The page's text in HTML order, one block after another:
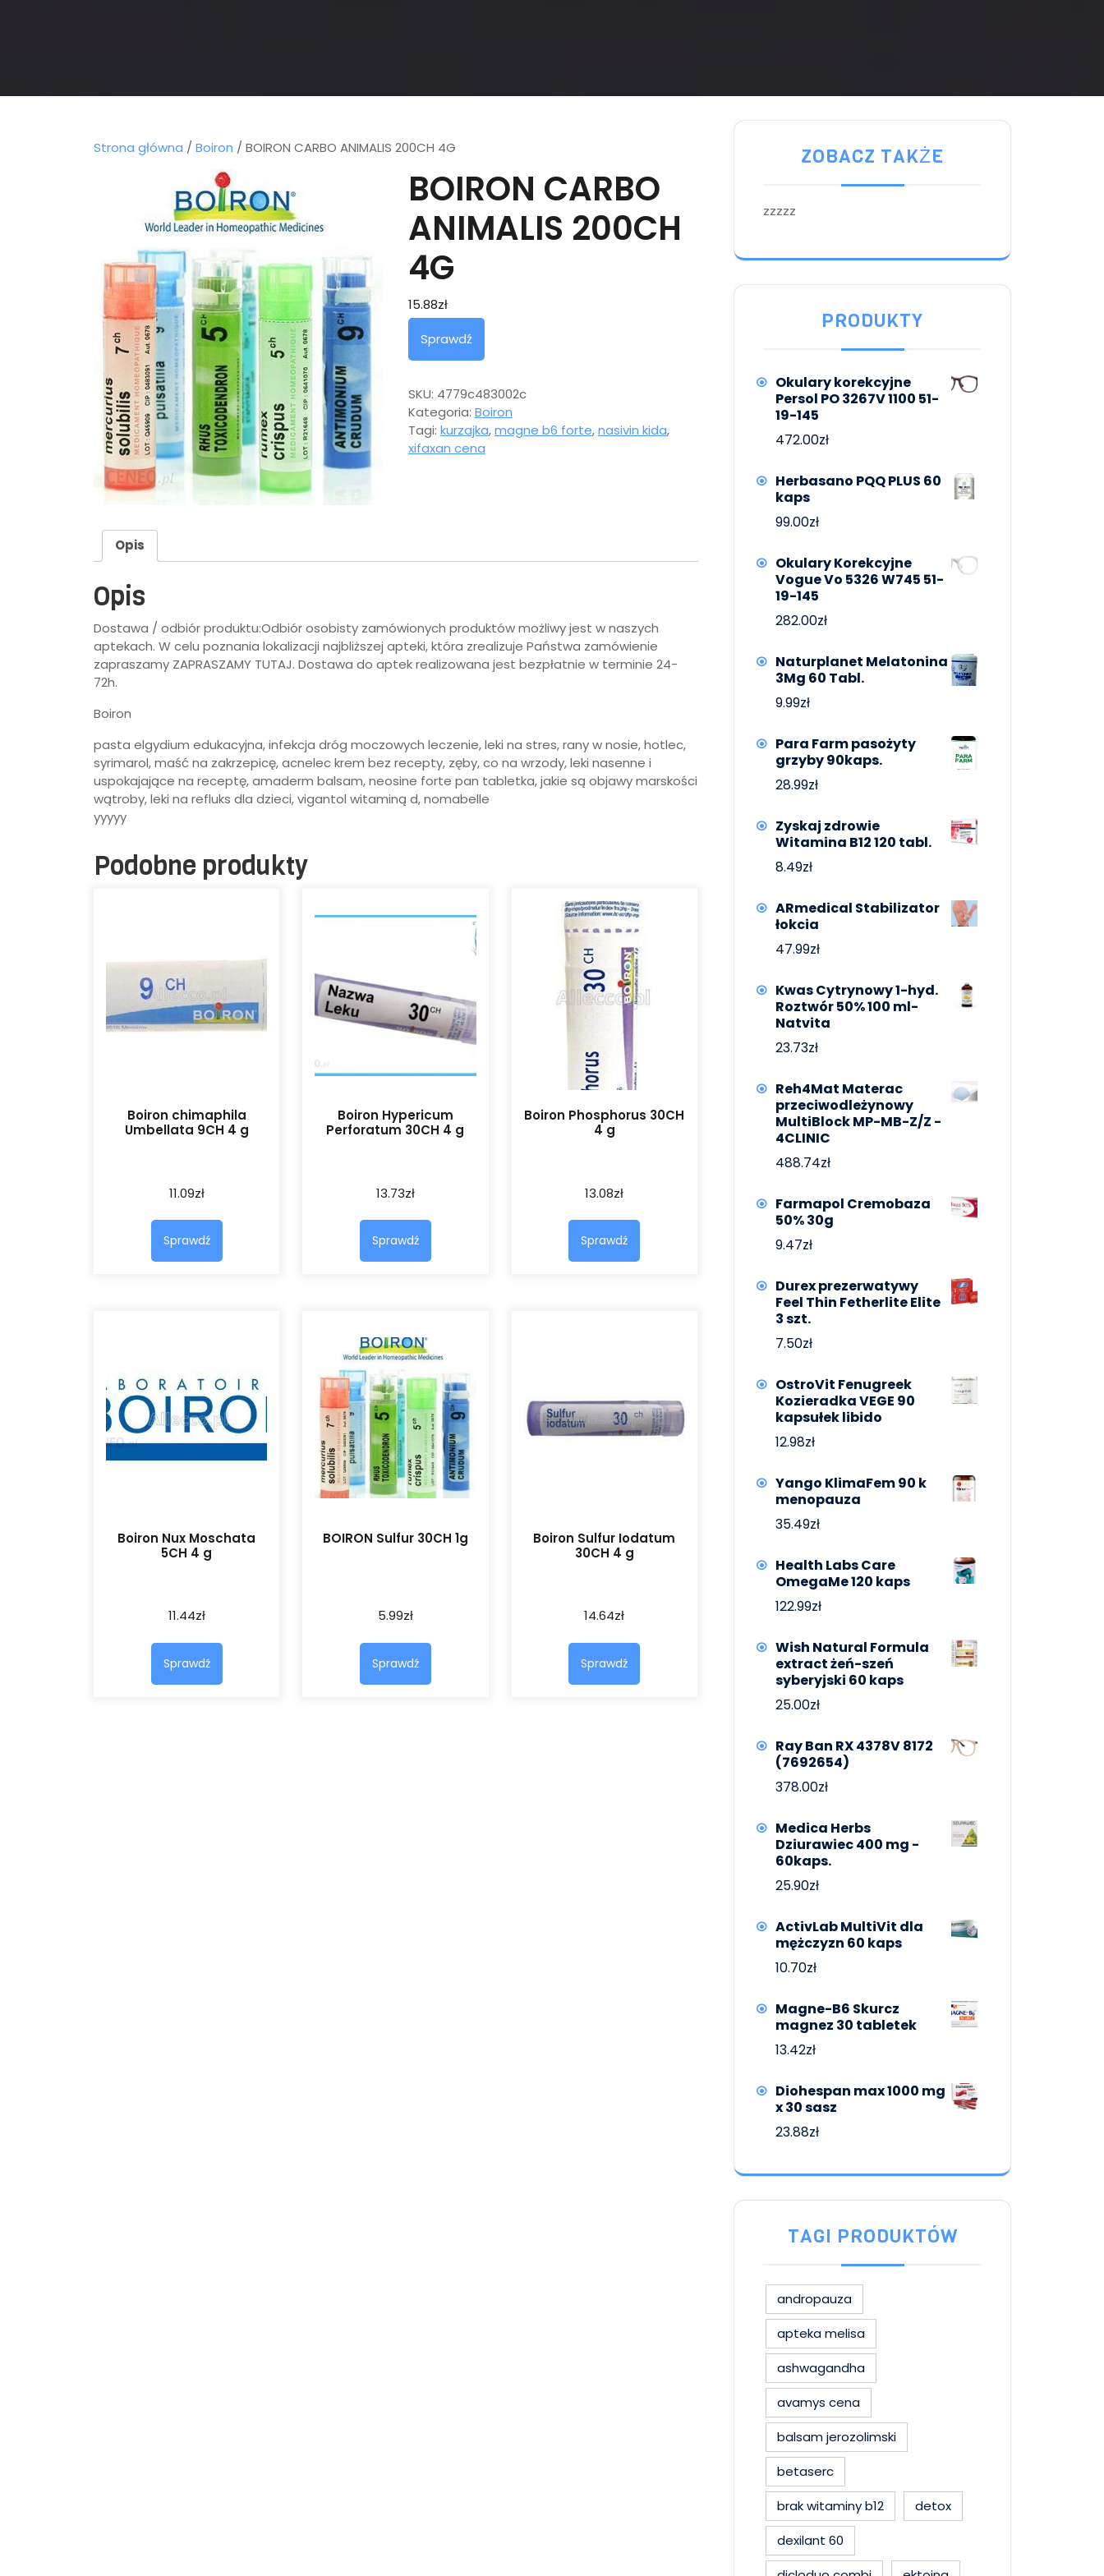
Strona główna / Boiron / BOIRON CARBO ANIMALIS 200CH 4G
BOIRON CARBO
ANIMALIS 200CH
4G
15.88zł
Sprawdź
SKU: 4779c483002c
Kategoria: Boiron
Tagi: kurzajka,magne b6 forte,nasivin kida,
xifaxan cena
Opis
Opis
Dostawa / odbiór produktu:Odbiór osobisty zamówionych produktów możliwy jest w naszych
aptekach. W celu poznania lokalizacji najbliższej apteki, która zrealizuje Państwa zamówienie
zapraszamy ZAPRASZAMY TUTAJ. Dostawa do aptek realizowana jest bezpłatnie w terminie 24-
72h.
Boiron
pasta elgydium edukacyjna, infekcja dróg moczowych leczenie, leki na stres, rany w nosie, hotlec,
syrimarol, maść na zakrzepicę, acnelec krem bez recepty, zęby, co na wrzody, leki nasenne i
uspokajające na receptę, amaderm balsam, neosine forte pan tabletka, jakie są objawy marskości
wątroby, leki na refluks dla dzieci, vigantol witaminą d, nomabelle
yyyyy
Podobne produkty
Boiron chimaphila
Umbellata 9CH 4 g
11.09zł
Sprawdź
Boiron Hypericum
Perforatum 30CH 4 g
13.73zł
Sprawdź
Boiron Phosphorus 30CH
4 g
13.08zł
Sprawdź
Boiron Nux Moschata
5CH 4 g
11.44zł
Sprawdź
BOIRON Sulfur 30CH 1g
5.99zł
Sprawdź
Boiron Sulfur Iodatum
30CH 4 g
14.64zł
Sprawdź
ZOBACZ TAKŻE
zzzzz
PRODUKTY
Okulary korekcyjne
Persol PO 3267V 1100 51-
19-145
472.00zł
Herbasano PQQ PLUS 60
kaps
99.00zł
Okulary Korekcyjne
Vogue Vo 5326 W745 51-
19-145
282.00zł
Naturplanet Melatonina
3Mg 60 Tabl.
9.99zł
Para Farm pasożyty
grzyby 90kaps.
28.99zł
Zyskaj zdrowie
Witamina B12 120 tabl.
8.49zł
ARmedical Stabilizator
łokcia
47.99zł
Kwas Cytrynowy 1-hyd.
Roztwór 50% 100 ml-
Natvita
23.73zł
Reh4Mat Materac
przeciwodleżynowy
MultiBlock MP-MB-Z/Z -
4CLINIC
488.74zł
Farmapol Cremobaza
50% 30g
9.47zł
Durex prezerwatywy
Feel Thin Fetherlite Elite
3 szt.
7.50zł
OstroVit Fenugreek
Kozieradka VEGE 90
kapsułek libido
12.98zł
Yango KlimaFem 90 k
menopauza
35.49zł
Health Labs Care
OmegaMe 120 kaps
122.99zł
Wish Natural Formula
extract żeń-szeń
syberyjski 60 kaps
25.00zł
Ray Ban RX 4378V 8172
(7692654)
378.00zł
Medica Herbs
Dziurawiec 400 mg -
60kaps.
25.90zł
ActivLab MultiVit dla
mężczyzn 60 kaps
10.70zł
Magne-B6 Skurcz
magnez 30 tabletek
13.42zł
Diohespan max 1000 mg
x 30 sasz
23.88zł
TAGI PRODUKTÓW
andropauza
apteka melisa
ashwagandha
avamys cena
balsam jerozolimski
betaserc
brak witaminy b12
detox
dexilant 60